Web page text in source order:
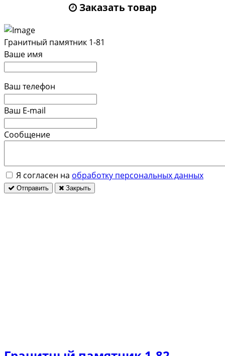
Заказать товар
Гранитный памятник 1-81
Ваше имя
Ваш телефон
Ваш E-mail
Сообщение
Я согласен на обработку персональных данных
Отправить Закрыть